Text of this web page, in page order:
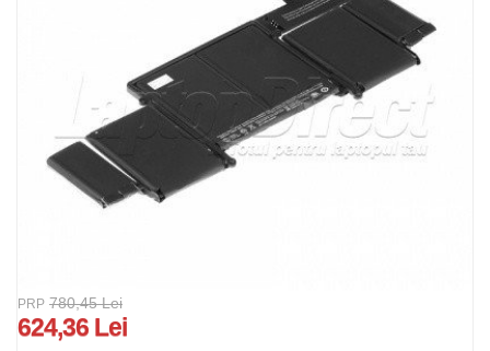
PRP 780,45 Lei
624,36 Lei